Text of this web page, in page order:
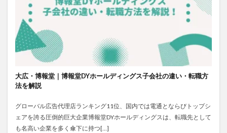
大広・博報堂｜博報堂DYホールディングス子会社の違い・転職方
法を解説
グローバル広告代理店ランキング11位、国内では電通とならびトップシ
ェアを誇る圧倒的巨大企業博報堂DYホールディングスは、転職先として
も名高い企業を多く傘下に持つ[…]